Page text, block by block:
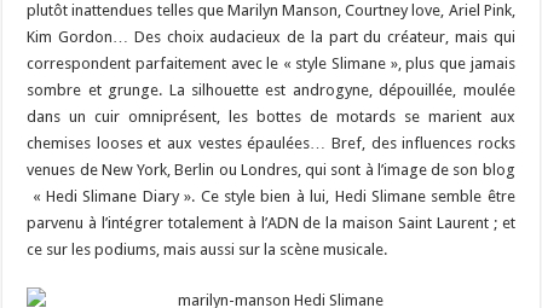
plutôt inattendues telles que Marilyn Manson, Courtney love, Ariel Pink,
Kim Gordon… Des choix audacieux de la part du créateur, mais qui
correspondent parfaitement avec le « style Slimane », plus que jamais
sombre et grunge. La silhouette est androgyne, dépouillée, moulée
dans un cuir omniprésent, les bottes de motards se marient aux
chemises looses et aux vestes épaulées… Bref, des influences rocks
venues de New York, Berlin ou Londres, qui sont à l’image de son blog
« Hedi Slimane Diary ». Ce style bien à lui, Hedi Slimane semble être
parvenu à l’intégrer totalement à l’ADN de la maison Saint Laurent ; et
ce sur les podiums, mais aussi sur la scène musicale.